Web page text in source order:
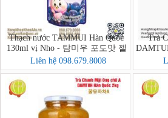
Thạch nước TAMMUI Hàn Quốc
130ml vị Nho - 탐미우 포도맛 젤
리
Liên hệ 098.679.8008
Trà